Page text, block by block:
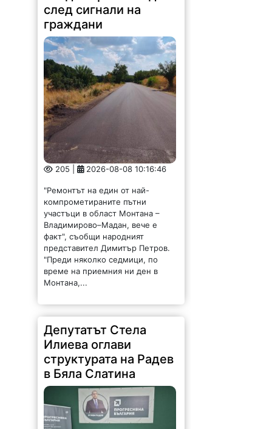
след сигнали на
граждани
205 | 2026-08-08 10:16:46
"Ремонтът на един от най-
компрометираните пътни
участъци в област Монтана –
Владимирово–Мадан, вече е
факт", съобщи народният
представител Димитър Петров.
"Преди няколко седмици, по
време на приемния ни ден в
Монтана,...
Депутатът Стела
Илиева оглави
структурата на Радев
в Бяла Слатина